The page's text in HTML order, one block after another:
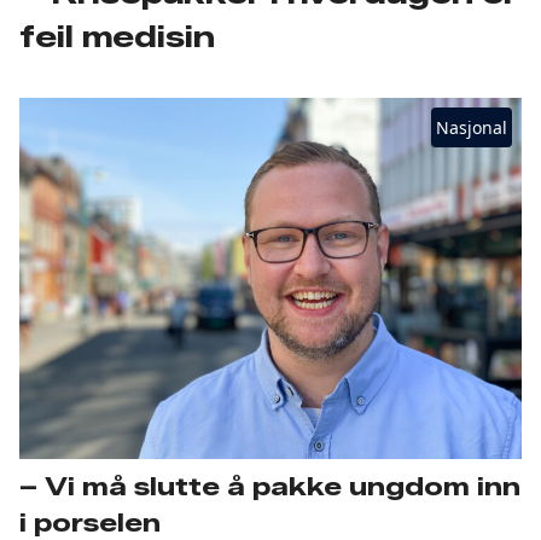
feil medisin
Nasjonal
– Vi må slutte å pakke ungdom inn
i porselen